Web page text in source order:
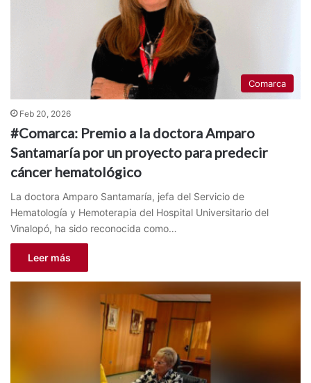
Comarca
Feb 20, 2026
#Comarca: Premio a la doctora Amparo
Santamaría por un proyecto para predecir
cáncer hematológico
La doctora Amparo Santamaría, jefa del Servicio de
Hematología y Hemoterapia del Hospital Universitario del
Vinalopó, ha sido reconocida como…
Leer más